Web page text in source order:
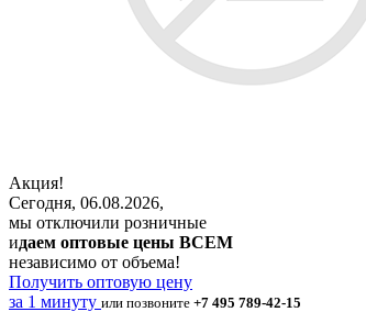
Акция!
Сегодня, 06.08.2026,
мы отключили розничные
идаем оптовые цены ВСЕМ
независимо от объема!
Получить оптовую цену
за 1 минуту или позвоните +7 495 789-42-15